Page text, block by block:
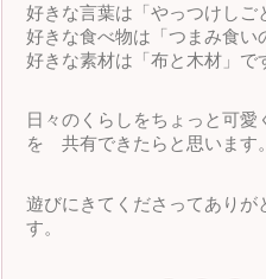
好きな言葉は「やっつけし
好きな食べ物は「つまみ食い
好きな素材は「布と木材」で
日々のくらしをちょっと可愛
を 共有できたらと思います。
遊びにきてくださってありが
す。